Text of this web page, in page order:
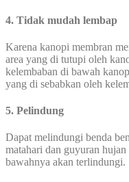
4. Tidak mudah lembap
Karena kanopi membran
area yang di tutupi oleh
kelembaban di bawah
yang di sebabkan oleh
5. Pelindung
Dapat melindungi benda
matahari dan guyuran
bawahnya akan terlindungi.